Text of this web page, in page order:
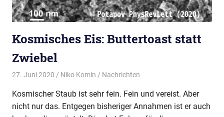
Kosmisches Eis: Buttertoast statt
Zwiebel
27. Juni 2020 Niko Komin Nachrichten
Kosmischer Staub ist sehr fein. Fein und vereist. Aber
nicht nur das. Entgegen bisheriger Annahmen ist er auch